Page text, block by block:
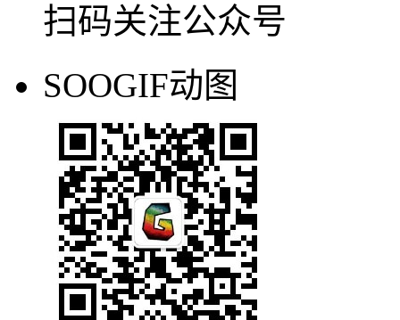
扫码关注公众号
SOOGIF动图